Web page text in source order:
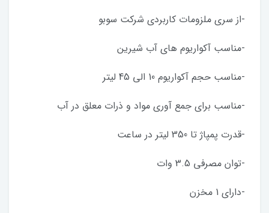
-از سری ملزومات کاربردی شرکت سوبو
-مناسب آکواریوم های آب شیرین
-مناسب حجم آکواریوم 10 الی 45 لیتر
-مناسب برای جمع آوری مواد و ذرات معلق در آب
-قدرت پمپاژ تا 350 لیتر در ساعت
-توان مصرفی 3.5 وات
-دارای 1 مخزن